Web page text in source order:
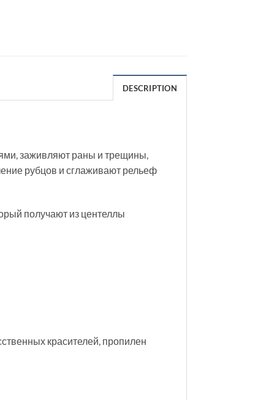
DESCRIPTION
заживляют раны и трещины,
рубцов и сглаживают рельеф
получают из центеллы
красителей, пропилен